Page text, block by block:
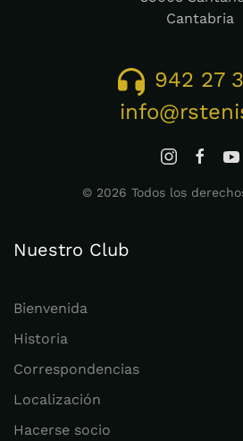
Cantabria
942 27
© 2026 Todos los
Nuestro Club
Bienvenida
Historia
Correspondencias
Localización
Hacerse socio